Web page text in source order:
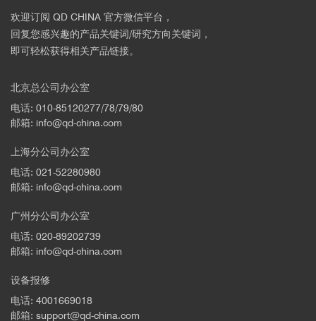
Roychowdhury et al., Science 371, 722–
727 (2021)
■ p型SnSe晶体室温附近的电传输性能研究
欢迎订阅 QD CHINA 官方微信平台，
回复您感兴趣的产品关键词/研究方向关键词，
即可轻松获得相关产品链接。
北京总公司办公室
电话: 010-85120277/78/79/80
邮箱: info@qd-china.com
上海分公司办公室
电话: 021-52280980
邮箱: info@qd-china.com
广州分公司办公室
电话: 020-89202739
邮箱: info@qd-china.com
设备报修
电话: 4001669018
邮箱: support@qd-china.com